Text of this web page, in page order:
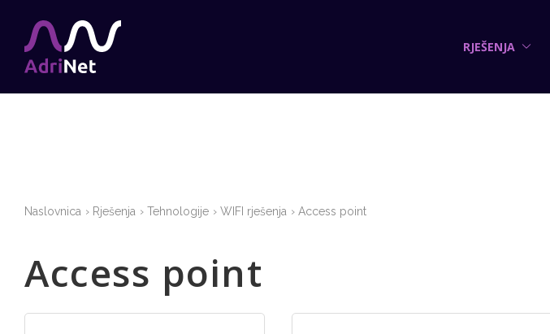
RJEŠENJA
Naslovnica Rješenja Tehnologije WIFI rješenja Access point
Access point